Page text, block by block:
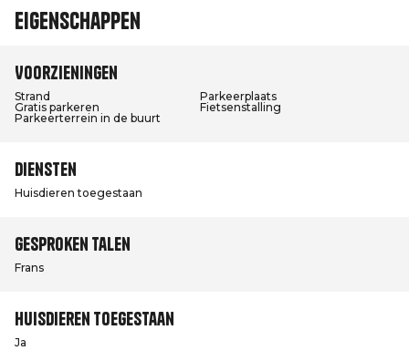
Eigenschappen
Voorzieningen
Strand
Parkeerplaats
Gratis parkeren
Fietsenstalling
Parkeerterrein in de buurt
Diensten
Huisdieren toegestaan
Gesproken talen
Frans
Huisdieren toegestaan
Ja